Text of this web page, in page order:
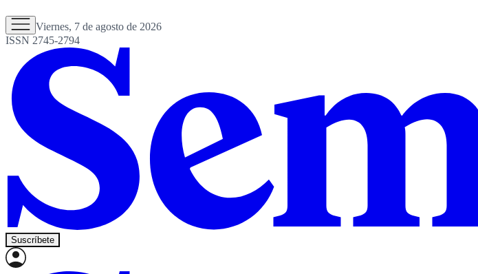
Viernes, 7 de agosto de 2026
ISSN 2745-2794
Suscríbete